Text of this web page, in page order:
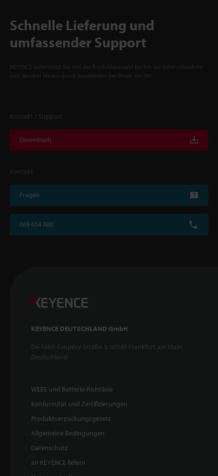
Schnelle Lieferung und
umfassender Support
KEYENCE unterstützt Sie von der Produktauswahl bis hin zur Inbetriebnahme
und darüber hinaus durch Spezialisten bei Ihnen vor Ort.
Kontakt / Support
Downloads
Kontakt
Fragen
069 654 000
KEYENCE DEUTSCHLAND GmbH
De-Saint-Exupéry-Straße 3, 60549 Frankfurt am Main,
Deutschland
WEEE und Batterie-Richtlinie
Konformität und Zertifizierungen
Produktverpackungsgesetz
Allgemeine Bedingungen
Datenschutz
an KEYENCE liefern